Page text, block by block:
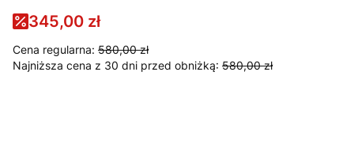
345,00 zł
Cena regularna: 580,00 zł
Najniższa cena z 30 dni przed obniżką: 580,00 zł